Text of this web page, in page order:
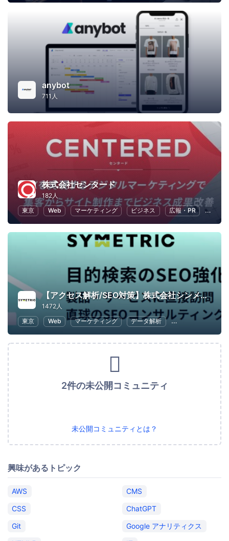
anybot
711人
株式会社センタード
182人
東京
Web マーケティング ビジネス 広報・PR SEO
【アクセス解析/SEO対策】株式会社シンメトリック
1472人
東京
Web マーケティング データ解析 SEO（検索エンジ
2件の未公開コミュニティ
未公開コミュニティとは？
興味があるトピック
AWS
CMS
CSS
ChatGPT
Git
Google アナリティクス